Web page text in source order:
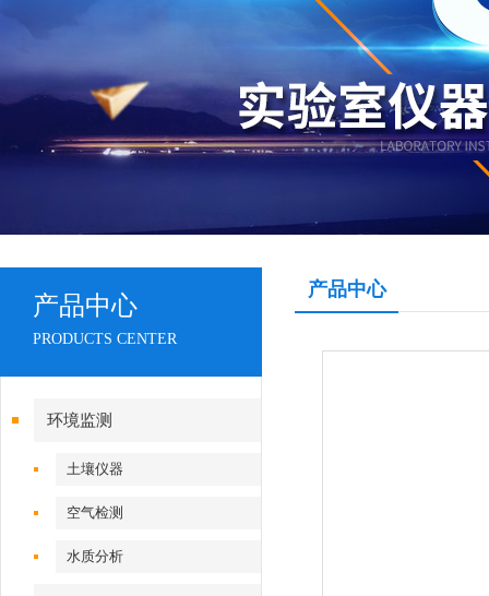
产品中心
PRODUCTS CENTER
环境监测
土壤仪器
空气检测
水质分析
产品中心